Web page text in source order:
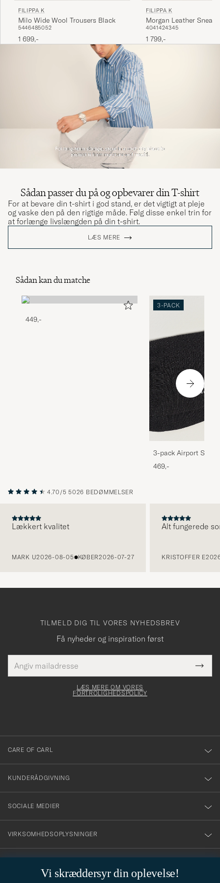
FILIPPA K
Milo Wide Wool Trousers Black
5446485052
1 699,-
FILIPPA K
Morgan Leather
4041424345
1 799,-
Sådan passer du på og opbevarer din T-shirt
For at bevare din t-shirt i god stand, er det vigtigt at pleje
og vaske den på den rigtige måde. Følg disse enkel trin for
at forlænge livslængden på din t-shirt.
LÆS MERE
Sådan kan du matche
449,-
3-PACK
3-pack Airport
Melange
469,-
4.70/5 5026 BEDØMMELSER
Lækkert kvalitet
MARK U2026-08-05 KØBER2026-07-27
Alt fungerede
KRISTOFFER E
Vi skræddersyr din oplevelse!
TILMELD DIG TIL VORES NYHEDSBREV
Få nyheder og inspiration først
mailadresse
skal
Tack
för
dig
till
vårt
nyhetsbrev!
LÆS MERE OM VORES
FORTROLIGHEDSPOLICY
CARE OF CARL
KUNDERÅDGIVNING
SOCIALE MEDIER
VIRKSOMHEDSOPLYSNINGER